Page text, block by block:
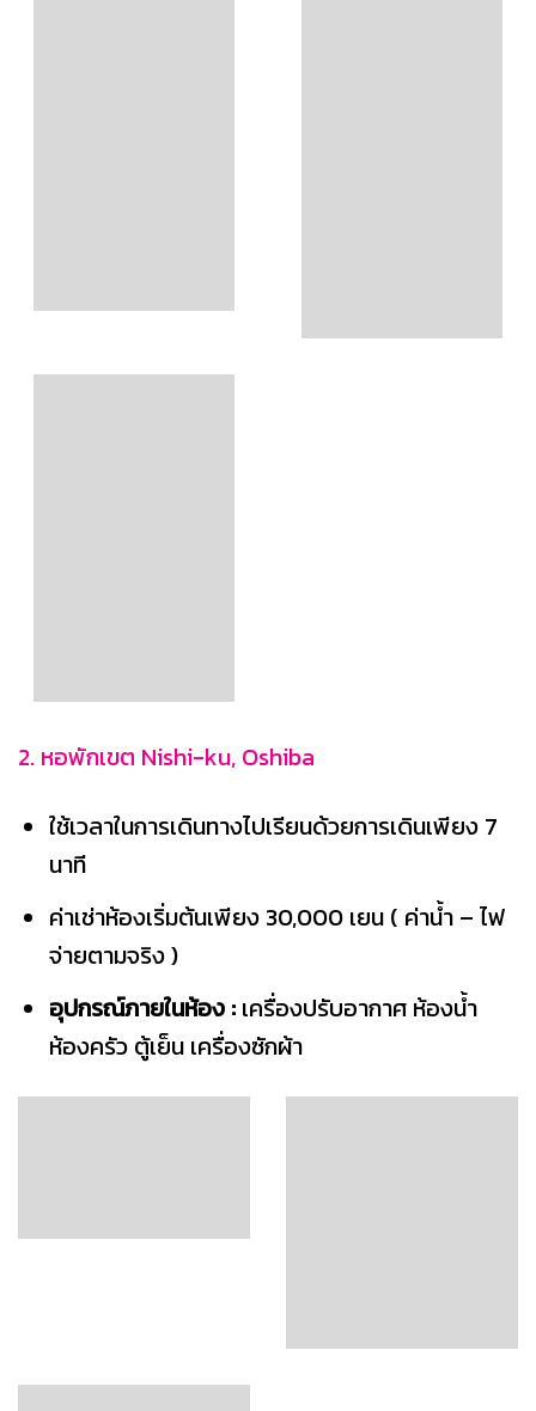
2. หอพักเขต Nishi-ku, Oshiba
ใช้เวลาในการเดินทางไปเรียนด้วยการเดินเพียง 7
นาที
ค่าเช่าห้องเริ่มต้นเพียง 30,000 เยน ( ค่าน้ำ – ไฟ
จ่ายตามจริง )
อุปกรณ์ภายในห้อง : เครื่องปรับอากาศ ห้องน้ำ
ห้องครัว ตู้เย็น เครื่องซักผ้า